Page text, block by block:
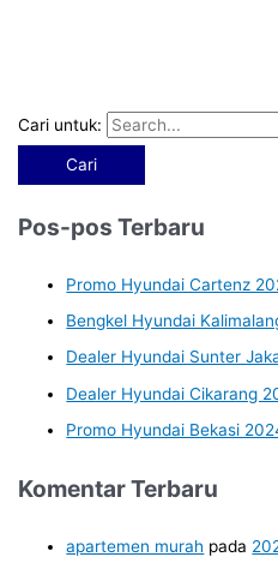
Cari untuk:
Pos-pos Terbaru
Promo Hyundai Cartenz
Bengkel Hyundai
Dealer Hyundai Sunter
Dealer Hyundai Cikarang
Promo Hyundai Bekasi
Komentar Terbaru
apartemen murah pada